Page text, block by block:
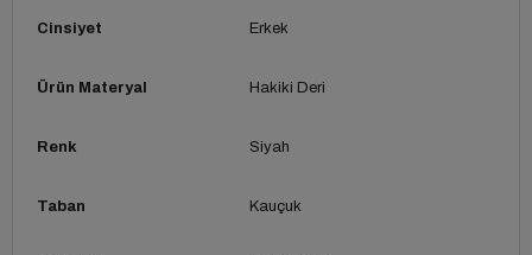
Cinsiyet Erkek
Ürün Materyal Hakiki Deri
Renk Siyah
Taban Kauçuk